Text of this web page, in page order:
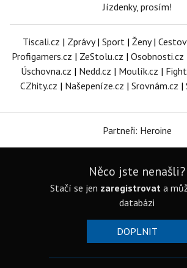
Jízdenky, prosím!
Tiscali.cz | Zprávy| Sport | Ženy|
Profigamers.cz | ZeStolu.cz | Osobnosti.cz
Úschovna.cz | Nedd.cz | Moulík.cz |
CZhity.cz | Našepeníze.cz | Srovnám.cz |
Partneři: Heroine
Něco jste nenašli?
Stačí se jen zaregistrovat a
databázi
DOPLNIT